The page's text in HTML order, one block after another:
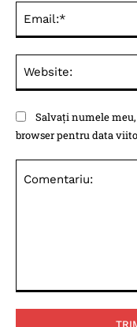
Salvați numele
browser pentru data